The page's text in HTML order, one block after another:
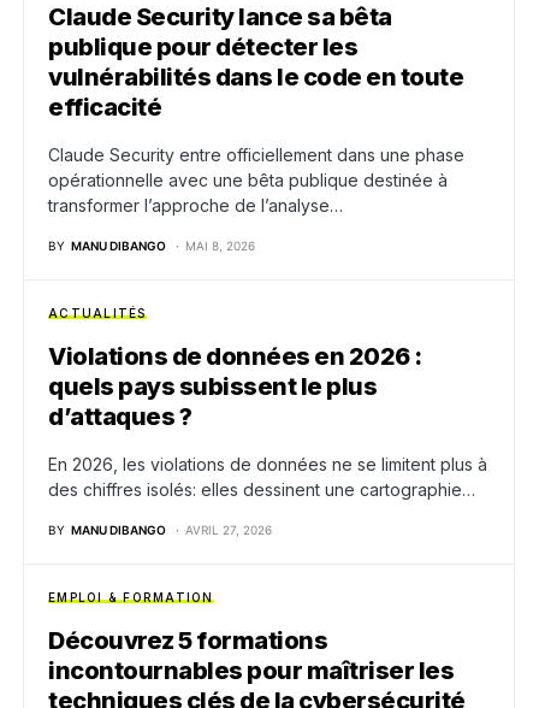
Claude Security lance sa bêta
publique pour détecter les
vulnérabilités dans le code en toute
efficacité
Claude Security entre officiellement dans une phase
opérationnelle avec une bêta publique destinée à
transformer l’approche de l’analyse…
BY MANU DIBANGO MAI 8, 2026
ACTUALITÉS
Violations de données en 2026 :
quels pays subissent le plus
d’attaques ?
En 2026, les violations de données ne se limitent plus à
des chiffres isolés: elles dessinent une cartographie…
BY MANU DIBANGO AVRIL 27, 2026
EMPLOI & FORMATION
Découvrez 5 formations
incontournables pour maîtriser les
techniques clés de la cybersécurité